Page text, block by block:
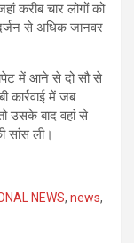
करीब चार लोगों को
से अधिक जानवर
में आने से दो सौ से
कार्रवाई में जब
तो उसके बाद वहां से
सांस ली।
NEWS, news,